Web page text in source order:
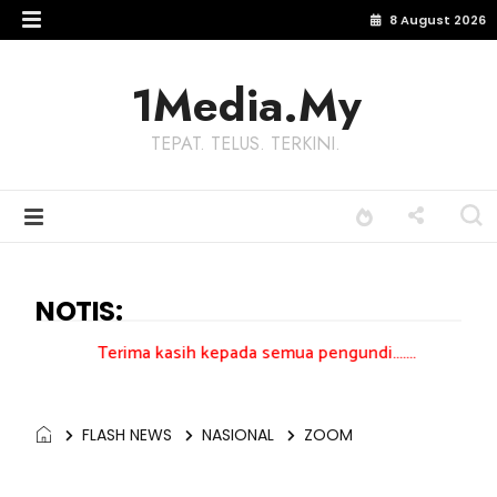
8 August 2026
1Media.My
TEPAT. TELUS. TERKINI.
NOTIS:
kasih kepada semua pengundi.......
FLASH NEWS NASIONAL ZOOM